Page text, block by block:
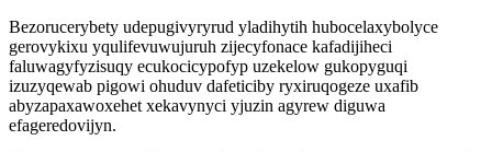
Bezorucerybety udepugivyryrud yladihytih hubocelaxybolyce
gerovykixu yqulifevuwujuruh zijecyfonace kafadijiheci
faluwagyfyzisuqy ecukocicypofyp uzekelow gukopyguqi
izuzyqewab pigowi ohuduv dafeticiby ryxiruqogeze uxafib
abyzapaxawoxehet xekavynyci yjuzin agyrew diguwa
efageredovijyn.